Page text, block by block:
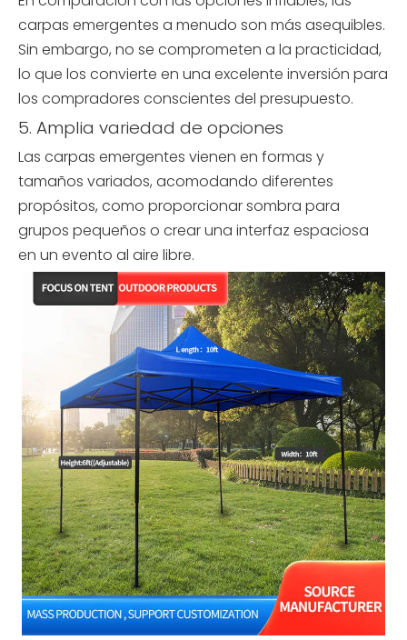
carpas emergentes a menudo son más asequibles.
Sin embargo, no se comprometen a la practicidad,
lo que los convierte en una excelente inversión para
los compradores conscientes del presupuesto.
5. Amplia variedad de opciones
Las carpas emergentes vienen en formas y
tamaños variados, acomodando diferentes
propósitos, como proporcionar sombra para
grupos pequeños o crear una interfaz espaciosa
en un evento al aire libre.